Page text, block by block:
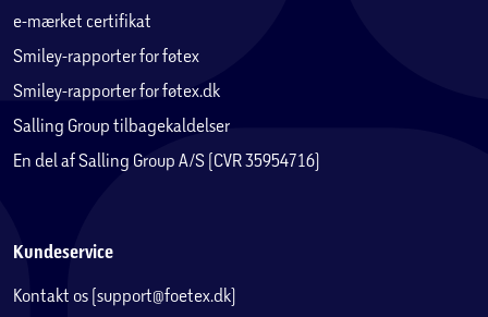
e-mærket certifikat
Smiley-rapporter for føtex
Smiley-rapporter for føtex.dk
Salling Group tilbagekaldelser
En del af Salling Group A/S (CVR 35954716)
Kundeservice
Kontakt os (support@foetex.dk)